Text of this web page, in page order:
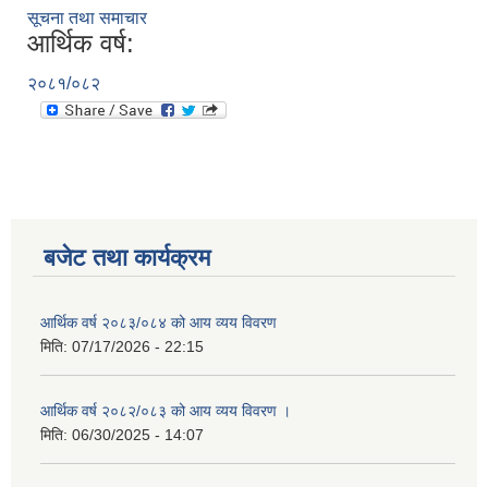
सूचना तथा समाचार
आर्थिक वर्ष:
२०८१/०८२
बजेट तथा कार्यक्रम
आर्थिक वर्ष २०८३/०८४ को आय व्यय विवरण
मिति: 07/17/2026 - 22:15
आर्थिक वर्ष २०८२/०८३ को आय व्यय विवरण ।
मिति: 06/30/2025 - 14:07